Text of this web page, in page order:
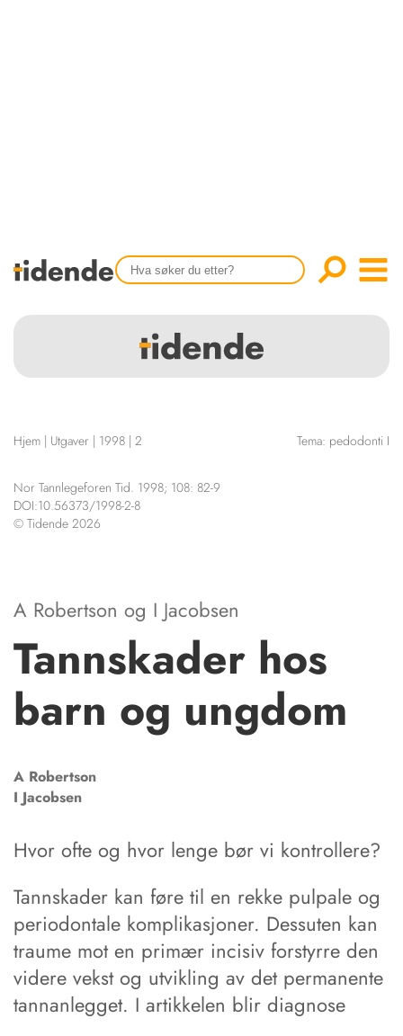
Tidligere utgaver
HENVISNINGER
KURSKALENDER
STILLINGER
KJØP & SALG
KONTAKT
Scientific articles
Hjem | Utgaver | 1998 | 2 Tema: pedodonti I
Nor Tannlegeforen Tid. 1998; 108: 82-9
DOI:10.56373/1998-2-8
© Tidende 2026
A Robertson og I Jacobsen
Tannskader hos
barn og ungdom
A Robertson
I Jacobsen
Hvor ofte og hvor lenge bør vi kontrollere?
Tannskader kan føre til en rekke pulpale og
periodontale komplikasjoner. Dessuten kan
traume mot en primær incisiv forstyrre den
videre vekst og utvikling av det permanente
tannanlegget. I artikkelen blir diagnose